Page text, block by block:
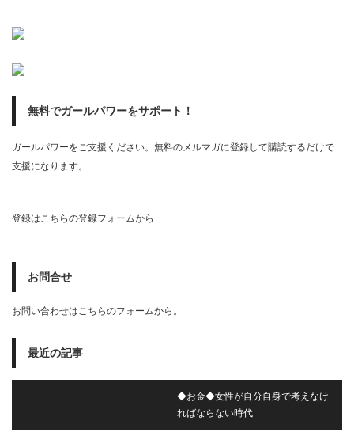
無料でガールパワーをサポート！
ガールパワーをご支援ください。無料のメルマガに登録して購読するだけで
支援になります。
登録はこちらの登録フォームから
お問合せ
お問い合わせはこちらのフォームから。
最近の記事
◆お金◆女性が自分自身で考えなけ
ればならない時代